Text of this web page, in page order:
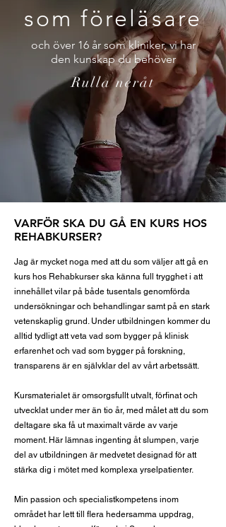
som föreläsare
och över 16 år som kliniker, vi har
den kunskap du behöver
Rulla neråt
VARFÖR SKA DU GÅ EN KURS HOS
REHABKURSER?
Jag är mycket noga med att du som väljer att gå en
kurs hos Rehabkurser ska känna full trygghet i att
innehållet vilar på både tusentals genomförda
undersökningar och behandlingar samt på en stark
vetenskaplig grund. Under utbildningen kommer du
alltid tydligt att veta vad som bygger på klinisk
erfarenhet och vad som bygger på forskning,
transparens är en självklar del av vårt arbetssätt.
Kursmaterialet är omsorgsfullt utvalt, förfinat och
utvecklat under mer än tio år, med målet att du som
deltagare ska få ut maximalt värde av varje
moment. Här lämnas ingenting åt slumpen, varje
del av utbildningen är medvetet designad för att
stärka dig i mötet med komplexa yrselpatienter.
Min passion och specialistkompetens inom
området har lett till flera hedersamma uppdrag,